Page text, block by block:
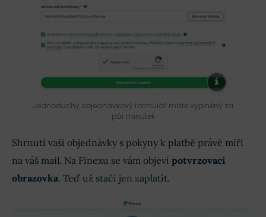
Jednoduchý objednávkový formulář máte vyplněný za
pár minutek
Shrnutí vaší objednávky s pokyny k platbě právě míří
na váš mail. Na Finexu se vám objeví potvrzovací
obrazovka. Teď už stačí jen zaplatit.